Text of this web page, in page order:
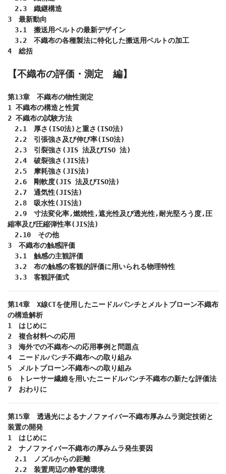
2.3　織継構造
3　最新動向
3.1　搬送用ベルトの最新デザイン
3.2　不織布の各種製法に特化した搬送用ベルトの加工
4　総括
【不織布の評価・測定　編】
第13章　不織布の物性測定
1 不織布の構造と性質
2 不織布の試験方法
2.1　厚さ(ISO法)と重さ(ISO法)
2.2　引張強さ及び伸び率(ISO法)
2.3　引裂強さ(JIS 法及びISO 法)
2.4　破裂強さ(JIS法)
2.5　摩耗強さ(JIS法)
2.6　剛軟度(JIS 法及びISO法)
2.7　通気性(JIS法)
2.8　吸水性(JIS法)
2.9　寸法変化率,燃焼性,遮光性及び透光性,耐光堅ろう度,圧
縮率及び圧縮弾性率(JIS法)
2.10　その他
3　不織布の触感評価
3.1　触感の主観評価
3.2　布の触感の客観的評価に用いられる物理特性
3.3　客観評価式
第14章　X線CTを使用したニードルパンチとメルトブローン不織布
の構造解析
1　はじめに
2　複合材料への応用
3　海外での不織布への応用事例と問題点
4　ニードルパンチ不織布への取り組み
5　メルトブローン不織布への取り組み
6　トレーサー繊維を用いたニードルパンチ不織布の新たな評価法
7　おわりに
第15章　透過光によるナノファイバー不織布厚みムラ測定技術と
装置の開発
1　はじめに
2　ナノファイバー不織布の厚みムラ発生要因
2.1　ノズルからの距離
2.2　装置周辺の静電的環境